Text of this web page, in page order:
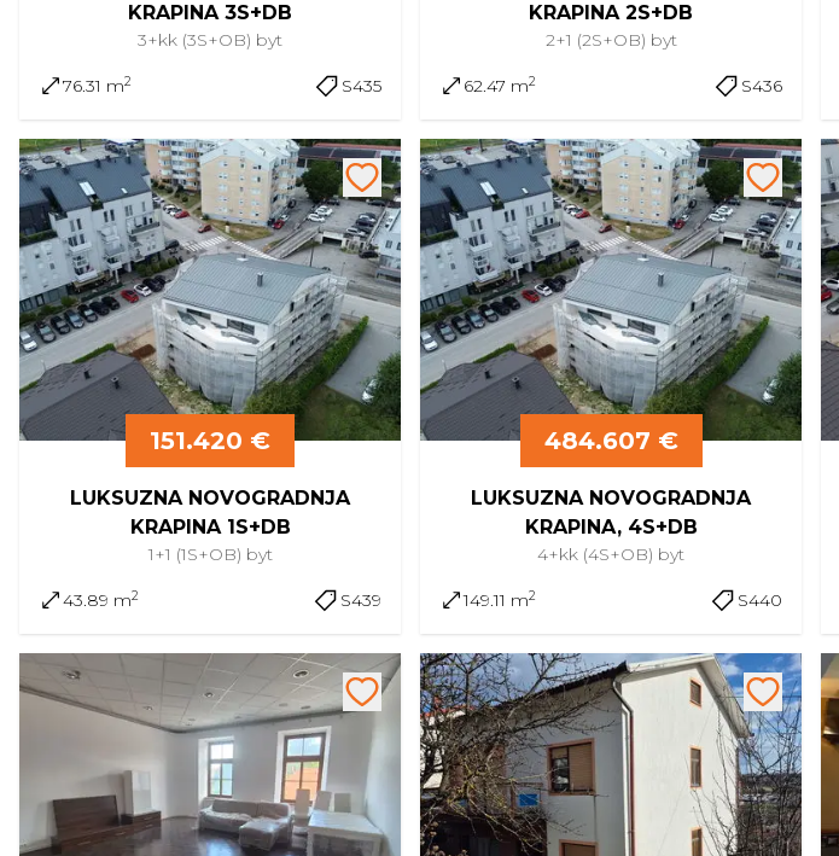
KRAPINA 3S+DB
3+kk (3S+OB) byt
76.31 m2 S435
KRAPINA 2S+DB
2+1 (2S+OB) byt
62.47 m2 S436
151.420 €
LUKSUZNA NOVOGRADNJA
KRAPINA 1S+DB
1+1 (1S+OB) byt
43.89 m2 S439
484.607 €
LUKSUZNA NOVOGRADNJA
KRAPINA, 4S+DB
4+kk (4S+OB) byt
149.11 m2 S440